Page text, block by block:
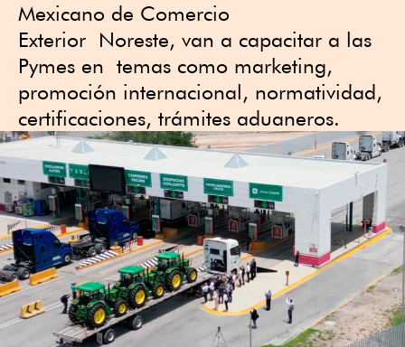
Mexicano de Comercio
Exterior Noreste, van a capacitar a las
Pymes en temas como marketing,
promoción internacional, normatividad,
certificaciones, trámites aduaneros.